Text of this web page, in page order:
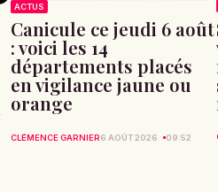
ACTUS
Canicule ce jeudi 6 août
: voici les 14
départements placés
en vigilance jaune ou
orange
CLÉMENCE GARNIER6 AOÛT 2026 09:52